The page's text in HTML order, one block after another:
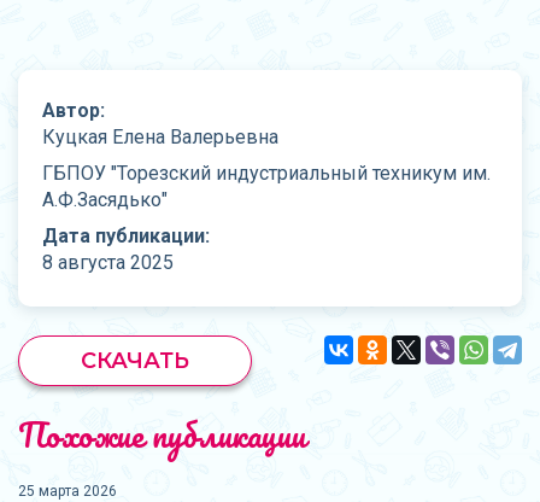
Автор:
Куцкая Елена Валерьевна
ГБПОУ "Торезский индустриальный техникум им.
А.Ф.Засядько"
Дата публикации:
8 августа 2025
СКАЧАТЬ
Похожие публикации
25 марта 2026